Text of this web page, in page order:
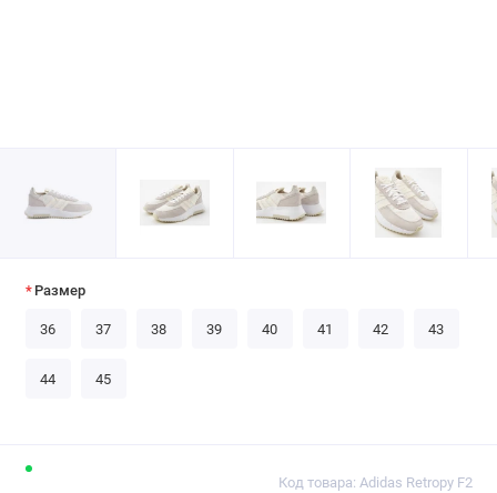
Код товара: Adidas Retropy F2
Размер
36 37 38 39 40 41 42 43
44 45